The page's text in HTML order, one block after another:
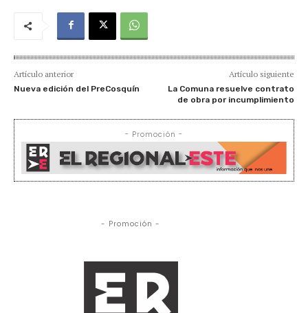
Artículo anterior
Nueva edición del PreCosquín
Artículo siguiente
La Comuna resuelve contrato
de obra por incumplimiento
- Promoción -
- Promoción -